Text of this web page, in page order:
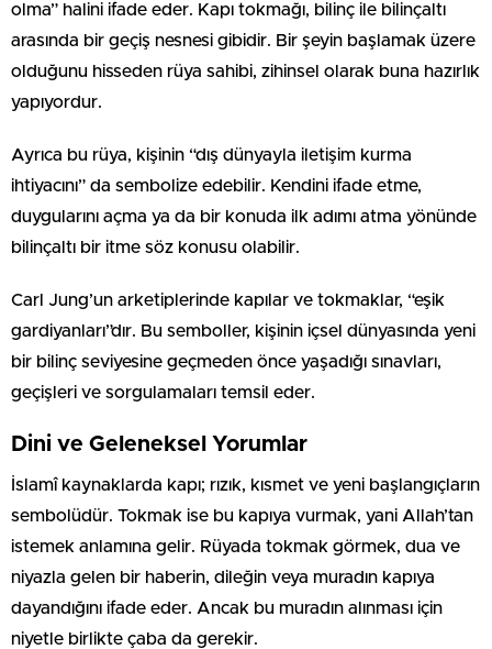
olma” halini ifade eder. Kapı tokmağı, bilinç ile bilinçaltı
arasında bir geçiş nesnesi gibidir. Bir şeyin başlamak üzere
olduğunu hisseden rüya sahibi, zihinsel olarak buna hazırlık
yapıyordur.
Ayrıca bu rüya, kişinin “dış dünyayla iletişim kurma
ihtiyacını” da sembolize edebilir. Kendini ifade etme,
duygularını açma ya da bir konuda ilk adımı atma yönünde
bilinçaltı bir itme söz konusu olabilir.
Carl Jung’un arketiplerinde kapılar ve tokmaklar, “eşik
gardiyanları”dır. Bu semboller, kişinin içsel dünyasında yeni
bir bilinç seviyesine geçmeden önce yaşadığı sınavları,
geçişleri ve sorgulamaları temsil eder.
Dini ve Geleneksel Yorumlar
İslamî kaynaklarda kapı; rızık, kısmet ve yeni başlangıçların
sembolüdür. Tokmak ise bu kapıya vurmak, yani Allah’tan
istemek anlamına gelir. Rüyada tokmak görmek, dua ve
niyazla gelen bir haberin, dileğin veya muradın kapıya
dayandığını ifade eder. Ancak bu muradın alınması için
niyetle birlikte çaba da gerekir.